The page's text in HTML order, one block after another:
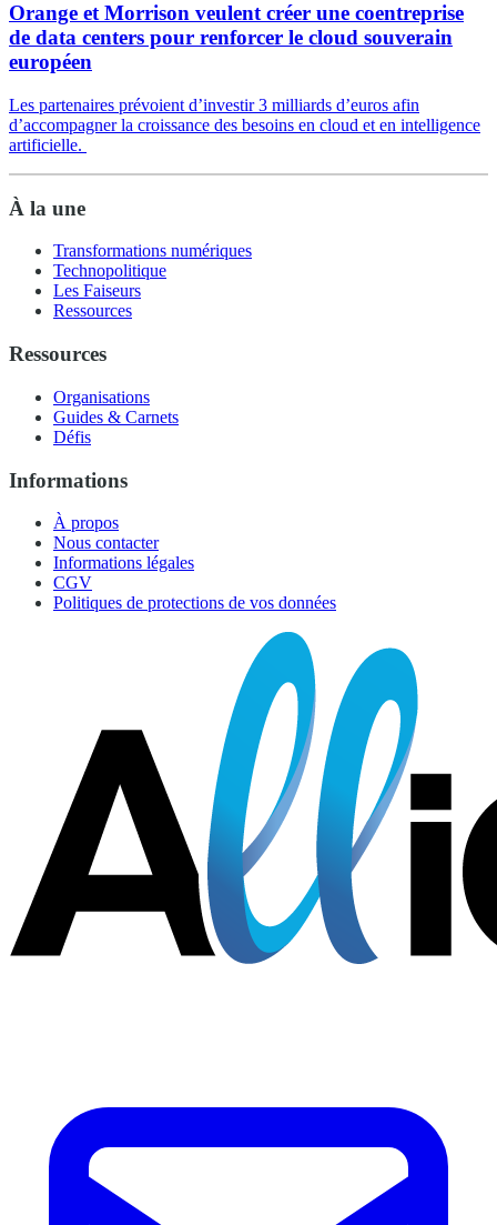
Orange et Morrison veulent créer une coentreprise
de data centers pour renforcer le cloud souverain
européen
Les partenaires prévoient d’investir 3 milliards d’euros afin
d’accompagner la croissance des besoins en cloud et en intelligence
artificielle.
À la une
Transformations numériques
Technopolitique
Les Faiseurs
Ressources
Ressources
Organisations
Guides & Carnets
Défis
Informations
À propos
Nous contacter
Informations légales
CGV
Politiques de protections de vos données